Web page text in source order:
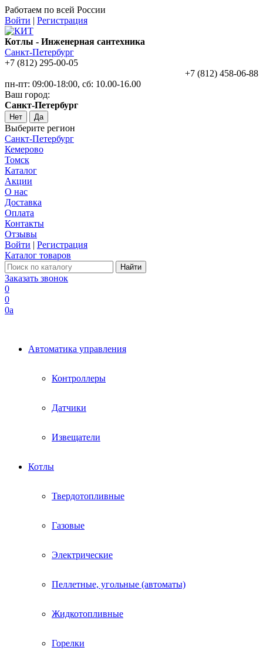
Работаем по всей России
Войти | Регистрация
Котлы - Инженерная сантехника
Санкт-Петербург
+7 (812) 295-00-05
+7 (812) 458-06-88
пн-пт: 09:00-18:00, сб: 10.00-16.00
Ваш город:
Санкт-Петербург
Нет Да
Выберите регион
Санкт-Петербург
Кемерово
Томск
Каталог
Акции
О нас
Доставка
Оплата
Контакты
Отзывы
Войти | Регистрация
Каталог товаров
Заказать звонок
0
0
0a
Автоматика управления
Контроллеры
Датчики
Извещатели
Котлы
Твердотопливные
Газовые
Электрические
Пеллетные, угольные (автоматы)
Жидкотопливные
Горелки